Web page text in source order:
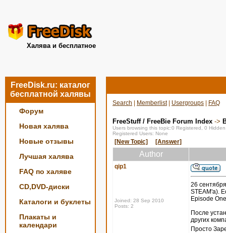
Халява и бесплатное
FreeDisk.ru: каталог
бесплатной халявы
Форум
Новая халява
Новые отзывы
Лучшая халява
FAQ по халяве
CD,DVD-диски
Каталоги и буклеты
Плакаты и
календари
Search Memberlist| Usergroups FAQ
FreeStuff / FreeBie Forum Index ->
Users browsing this topic:0 Registered, 0
Registered Users: None
[New Topic] [Answer]
Author
qip1
Joined: 28 Sep 2010
Posts: 2
26
STEAM'a).
Episode
После
других
Просто